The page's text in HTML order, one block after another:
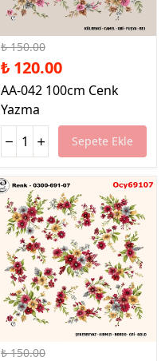
₺ 150.00
₺ 120.00
AA-042 100cm Cenk
Yazma
Sepete Ekle
₺ 150.00